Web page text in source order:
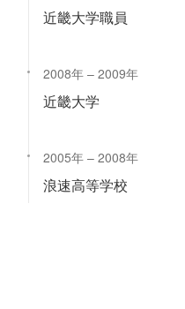
近畿大学職員
2008年 2009年
近畿大学
2005年 2008年
浪速高等学校